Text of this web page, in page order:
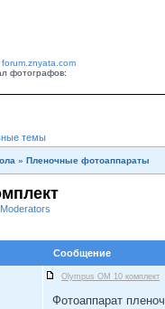
forum.znyata.com
фотографов:
темы
» Пленочные фотоаппараты
Moderators
Сообщение
Olympus OM 10 комплект
Фотоаппарат